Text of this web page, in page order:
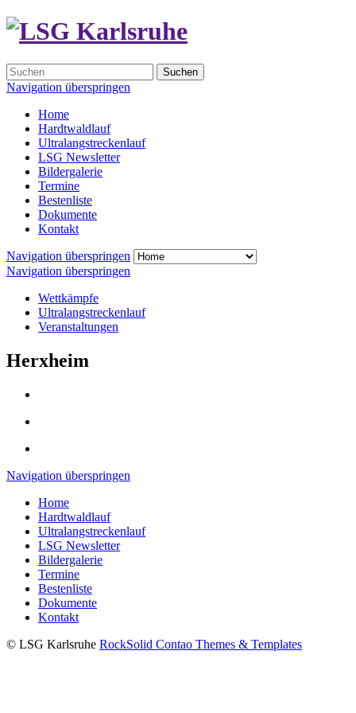
Suchen
Navigation überspringen
Home
Hardtwaldlauf
Ultralangstreckenlauf
LSG Newsletter
Bildergalerie
Termine
Bestenliste
Dokumente
Kontakt
Navigation überspringen
Navigation überspringen
Wettkämpfe
Ultralangstreckenlauf
Veranstaltungen
Herxheim
Navigation überspringen
Home
Hardtwaldlauf
Ultralangstreckenlauf
LSG Newsletter
Bildergalerie
Termine
Bestenliste
Dokumente
Kontakt
© LSG Karlsruhe RockSolid Contao Themes & Templates